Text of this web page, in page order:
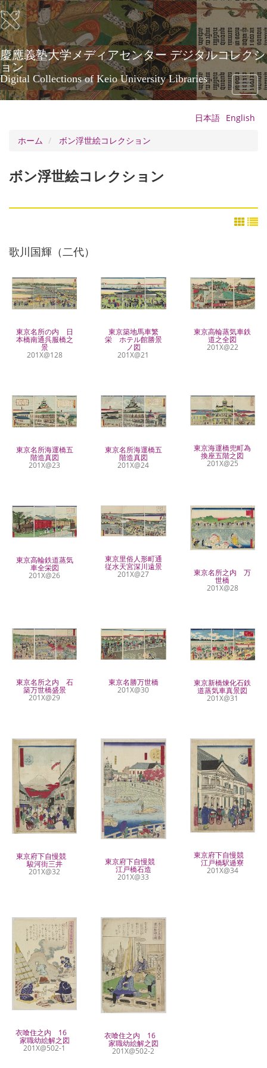
メ
イ
ン
コ
ン
テ
ン
ツ
に
慶應義塾大学メディアセンター デジタルコレクシ
ョン
Digital Collections of Keio University Libraries
Toggle
日本語 English
ホーム
ボン浮世絵コレクション
ボン浮世絵コレクション
歌川国輝（二代）
東京名所の内 日
本橋南通呉服橋之
景
201X@128
東京築地馬車繁
栄 ホテル館勝景
ノ図
201X@21
東京高輪蒸気車鉄
道之全図
201X@22
東京名所海運橋五
階造真図
201X@23
東京名所海運橋五
階造真図
201X@24
東京海運橋兜町為
換座五階之図
201X@25
東京高輪鉄道蒸気
車全栄図
201X@26
東京里俗人形町通
従水天宮深川遠景
201X@27 東京名所之内 万
世橋
201X@28
東京名所之内 石
築万世橋盛景
201X@29
東京名勝万世橋
201X@30
東京新橋煉化石鉄
道蒸気車真景図
201X@31
東京府下自慢競
駿河街三井
201X@32
東京府下自慢競
江戸橋石造
201X@33
東京府下自慢競
江戸橋駅逓寮
201X@34
衣喰住之内 16
家職幼絵解之図
201X@502-1
衣喰住之内 16
家職幼絵解之図
201X@502-2